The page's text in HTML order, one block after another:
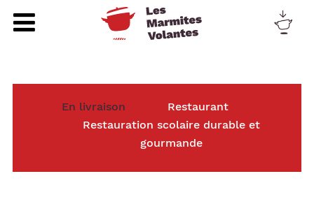
En livraison
Restaurant
Restauration scolaire durable et
gourmande